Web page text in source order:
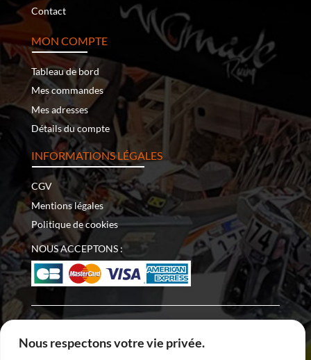
Nous respectons votre vie privée.
Contact
MON COMPTE
Tableau de bord
Mes commandes
Mes adresses
Détails du compte
INFORMATIONS LÉGALES
CGV
Mentions légales
Politique de cookies
NOUS ACCEPTONS :
| Site internet développé parDreamProduction